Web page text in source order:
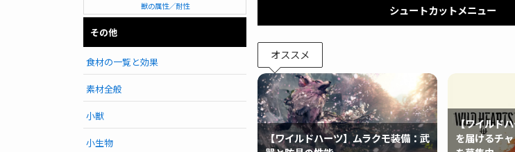
シュートカットメニュー
オススメ
【ワイルドハーツ】ムラクモ装備：武
【ワイルド
を届けるチ
獣の属性／耐性
その他
食材の一覧と効果
素材全般
小獣
小生物